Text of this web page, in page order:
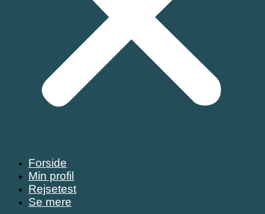
Forside
Min profil
Rejsetest
Se mere